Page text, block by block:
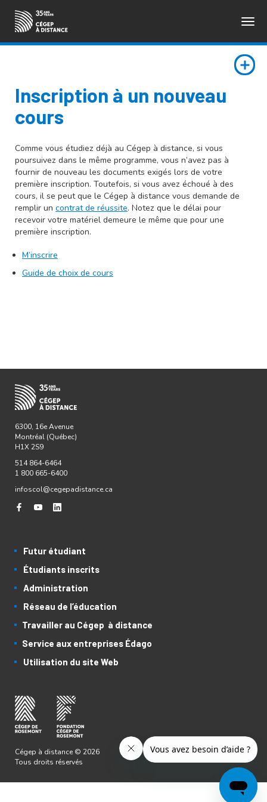
ENGLISH
Inscription à un nouveau
cours
Comme vous étudiez déjà au Cégep à distance, si vous
poursuivez dans le même programme, vous n’avez pas à
fournir de nouveau les documents exigés lors de votre
première inscription. Toutefois, si vous avez échoué à des
cours, il se peut que le Cégep à distance vous demande de
remplir uncontrat de réussite. Notez que le délai pour
recevoir votre matériel demeure le même que pour une
première inscription.
M’inscrire
Guide de choix de cours
6300, 16e Avenue
Montréal (Québec)
H1X 2S9
514 864-6464
1 800 665-6400
infoscol@cegepadistance.ca
Futur étudiant
Étudiants inscrits
Administration
Réseau de l’éducation
Travailler au Cégep à distance
Service aux entreprises Édago
Utilisation du site Web
Cégep à distance © 2026
Tous droits réservés